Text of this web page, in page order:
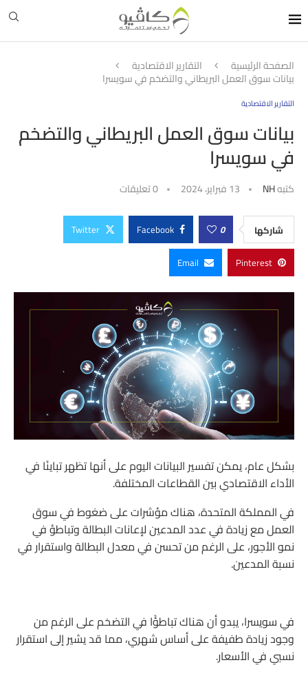
الصفحة الرئيسية التقارير الاقتصادية
بيانات سوق العمل البريطاني والتضخم في سويسرا
التقارير الاقتصادية
بيانات سوق العمل البريطاني والتضخم
في سويسرا
كتبهNH 13 فبراير، 2024 0 تعليقات
شاركها 0
Facebook
Twitter
Pinterest
Email
بشكل عام، يمكن تفسير البيانات اليوم على أنها تظهر تباينًا في
الأداء الاقتصادي بين القطاعات المختلفة.
في المملكة المتحدة، هناك مؤشرات على ضغوط في سوق
العمل مع زيادة في عدد المدعين لإعانات البطالة وتباطؤ في
نمو الأجور، على الرغم من تحسن في معدل البطالة واستقرار في
نسبة المدعين.
في سويسرا، يبدو أن هناك تباطؤًا في التضخم على الرغم من
وجود زيادة طفيفة على أساس شهري، مما قد يشير إلى استقرار
نسبي في الأسعار.